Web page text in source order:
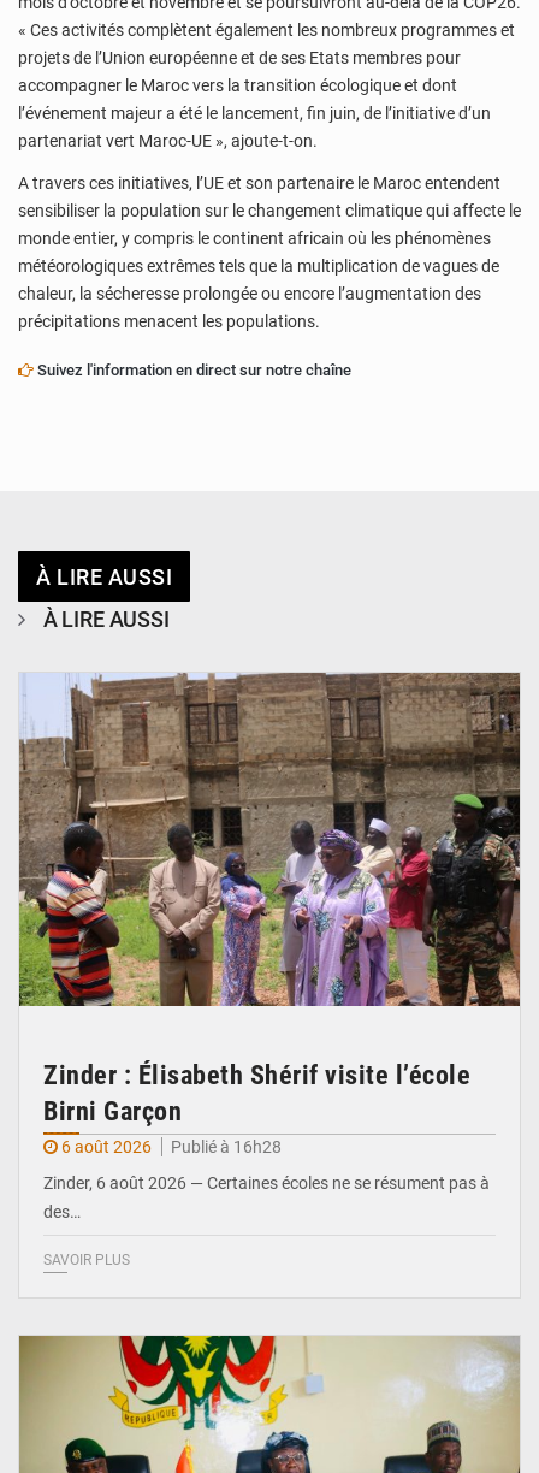
« Ces activités complètent également les nombreux programmes et
projets de l’Union européenne et de ses Etats membres pour
accompagner le Maroc vers la transition écologique et dont
l’événement majeur a été le lancement, fin juin, de l’initiative d’un
partenariat vert Maroc-UE », ajoute-t-on.
A travers ces initiatives, l’UE et son partenaire le Maroc entendent
sensibiliser la population sur le changement climatique qui affecte le
monde entier, y compris le continent africain où les phénomènes
météorologiques extrêmes tels que la multiplication de vagues de
chaleur, la sécheresse prolongée ou encore l’augmentation des
précipitations menacent les populations.
Suivez l'information en direct sur notre chaîne
À LIRE AUSSI
À LIRE AUSSI
Zinder : Élisabeth Shérif visite l’école
Birni Garçon
6 août 2026
Publié à 16h28
Zinder, 6 août 2026 — Certaines écoles ne se résument pas à
des…
SAVOIR PLUS